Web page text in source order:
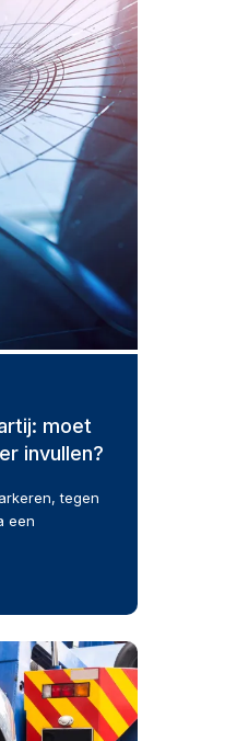
moet
invullen?
tegen
een